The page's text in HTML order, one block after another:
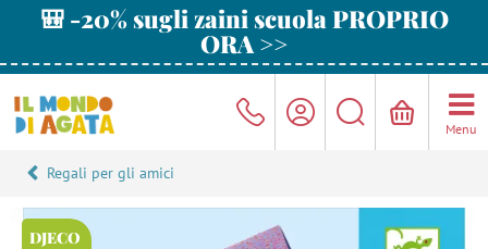
🎒 -20% sugli zaini scuola PROPRIO
ORA >>
Menu
Regali per gli amici
DJECO